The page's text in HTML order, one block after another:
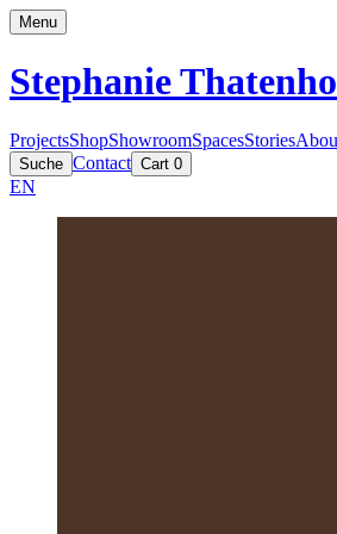
Menu
Stephanie
ProjectsShopShowroomSpacesStories
Suche Contact Cart 0
EN